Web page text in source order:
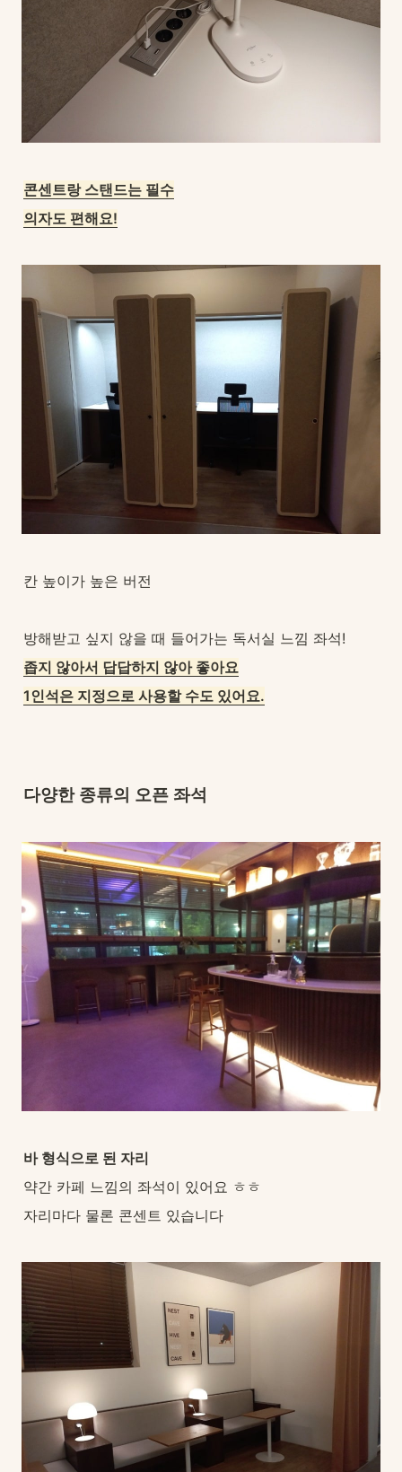
콘센트랑 스탠드는 필수
의자도 편해요!
칸 높이가 높은 버전
방해받고 싶지 않을 때 들어가는 독서실 느낌 좌석!
좁지 않아서 답답하지 않아 좋아요
1인석은 지정으로 사용할 수도 있어요.
다양한 종류의 오픈 좌석
바 형식으로 된 자리
약간 카페 느낌의 좌석이 있어요 ㅎㅎ
자리마다 물론 콘센트 있습니다